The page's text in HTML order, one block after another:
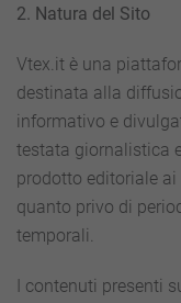
2. Natura del Sito
Vtex.it è una
destinata alla
informativo e
testata giornalistica
prodotto editoriale
quanto privo di
temporali.
I contenuti presenti